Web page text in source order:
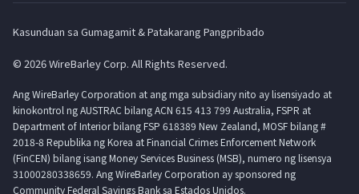
Kasunduan sa Gumagamit & Patakarang Pangpribado
© 2026 WireBarley Corp. All Rights Reserved.
Ang WireBarley Corporation at ang mga subsidiary nito ay lisensiyado at
kinokontrol ng AUSTRAC bilang ACN 615 413 799 Australia, FSPR at
Department of Interior bilang FSP 618389 New Zealand, MOSF bilang #
2018-8 Republika ng Korea at Financial Crimes Enforcement Network
(FinCEN) bilang isang Money Services Business (MSB), numero ng lisensya
31000280338659. Ang WireBarley Corporation ay sponsored ng
Community Federal Savings Bank sa Estados Unidos.